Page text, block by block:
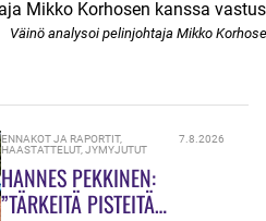
Väinö analysoi pelinjohtaja Mikko
ENNAKOT JA RAPORTIT,
HAASTATTELUT,JYMYJUTUT
7.8.2026
HANNES PEKKINEN:
”TÄRKEITÄ PISTEITÄ